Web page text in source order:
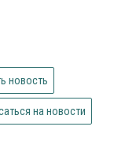
новость
на новости